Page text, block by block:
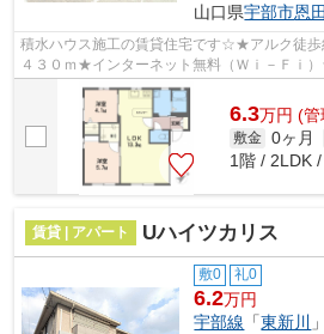
山口県宇部市恩
積水ハウス施工の賃貸住宅です☆★アルク徒
４３０ｍ★インターネット無料（Ｗｉ－Ｆｉ
行政回収★テレビモニターホン★温水洗浄便座
6.3万円 (管
敷金 0ヶ月
1階 / 2LDK
賃貸 | アパート Uハイツカリス
敷0 礼0
6.2万円
宇部線 「東新川